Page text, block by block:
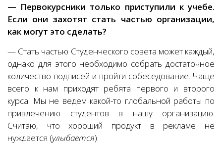
— Первокурсники только приступили к учебе.
Если они захотят стать частью организации,
как могут это сделать?
— Стать частью Студенческого совета может каждый,
однако для этого необходимо собрать достаточное
количество подписей и пройти собеседование. Чаще
всего к нам приходят ребята первого и второго
курса. Мы не ведем какой-то глобальной работы по
привлечению студентов в нашу организацию.
Считаю, что хороший продукт в рекламе не
нуждается (улыбается).